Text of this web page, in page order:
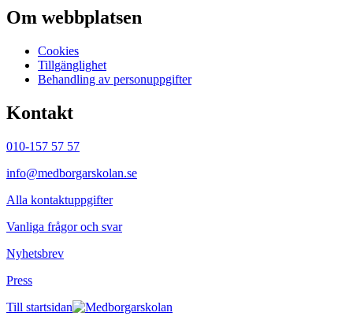
Om webbplatsen
Cookies
Tillgänglighet
Behandling av personuppgifter
Kontakt
010-157 57 57
info@medborgarskolan.se
Alla kontaktuppgifter
Vanliga frågor och svar
Nyhetsbrev
Press
Till startsidan